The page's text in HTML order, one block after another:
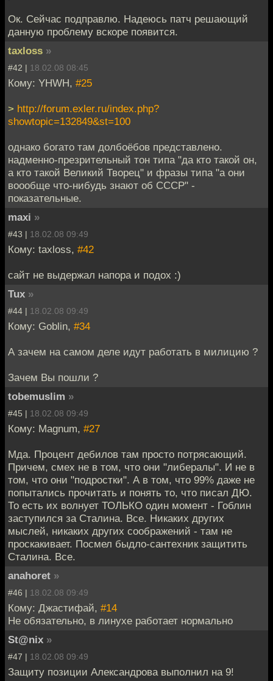
Ок. Сейчас подправлю. Надеюсь патч решающий
данную проблему вскоре появится.
taxloss »
#42 | 18.02.08 08:45
Кому: YHWH, #25
> http://forum.exler.ru/index.php?
showtopic=132849&st=100
однако богато там долбоёбов представлено.
надменно-презрительный тон типа "да кто такой он,
а кто такой Великий Творец" и фразы типа "а они
воообще что-нибудь знают об СССР" -
показательные.
maxi »
#43 | 18.02.08 09:49
Кому: taxloss, #42
сайт не выдержал напора и подох :)
Tux »
#44 | 18.02.08 09:49
Кому: Goblin, #34
А зачем на самом деле идут работать в милицию ?
Зачем Вы пошли ?
tobemuslim »
#45 | 18.02.08 09:49
Кому: Magnum, #27
Мда. Процент дебилов там просто потрясающий.
Причем, смех не в том, что они "либералы". И не в
том, что они "подростки". А в том, что 99% даже не
попытались прочитать и понять то, что писал ДЮ.
То есть их волнует ТОЛЬКО один момент - Гоблин
заступился за Сталина. Все. Никаких других
мыслей, никаких других соображений - там не
проскакивает. Посмел быдло-сантехник защитить
Сталина. Все.
anahoret »
#46 | 18.02.08 09:49
Кому: Джастифай, #14
Не обязательно, в линухе работает нормально
St@nix »
#47 | 18.02.08 09:49
Защиту позиции Александрова выполнил на 9!